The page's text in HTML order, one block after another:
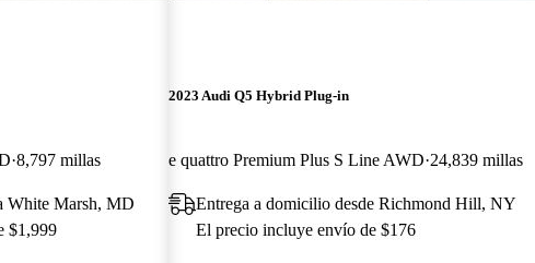
8,797 millas
White Marsh, MD
$1,999
2023 Audi Q5 Hybrid Plug-in
e quattro Premium Plus S Line AWD 24,839 millas
Entrega a domicilio desde Richmond Hill, NY
El precio incluye envío de $176